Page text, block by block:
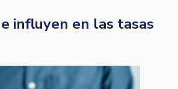
influyen en las tasas